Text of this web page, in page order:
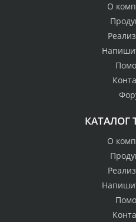
О
КАТАЛОГ
О